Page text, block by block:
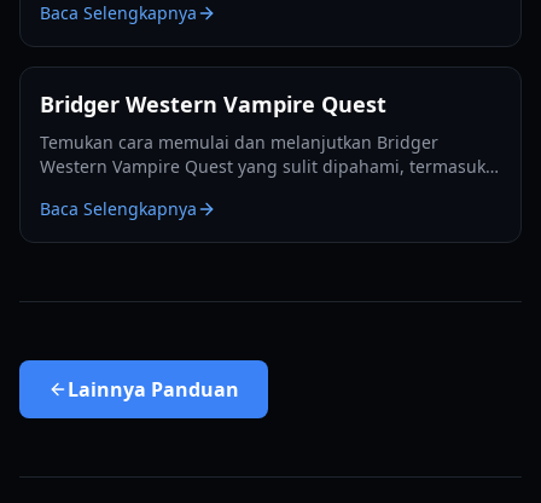
membuat keputusan pertukaran yang tepat.
Baca Selengkapnya
Bridger Western Vampire Quest
Temukan cara memulai dan melanjutkan Bridger
Western Vampire Quest yang sulit dipahami, termasuk
tersembunyi.
Baca Selengkapnya
Lainnya Panduan